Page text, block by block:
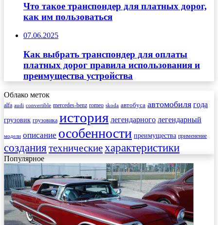
Что такое транспондер для платных дорог,
как им пользоваться
07.06.2025
Как выбрать транспондер для оплаты
платных дорог правила использования и
преимущества устройства
Облако меток
alfa audi convertible mercedes-benz romeo skoda автобуса автомобиля года
грузовик грузовика история легендарного легендарный
модели описание особенности преимущества применение
создания техническиехарактеристики
Популярное